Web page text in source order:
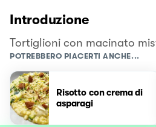
Introduzione
Tortiglioni con macinato
POTREBBERO PIACERTI ANCHE...
Risotto con crema di
asparagi